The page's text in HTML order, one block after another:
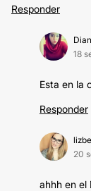
Responder
18
Esta en la
Responder
20
ahhh en el